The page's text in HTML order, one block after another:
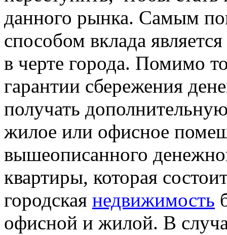
данного рынка. Самым
способом вклада
в черте города. Помимо
гарантии сбережения
получать
жилое или офисное
вышеописанного
квартиры, которая
городская недвижимость
офисной и жилой. В